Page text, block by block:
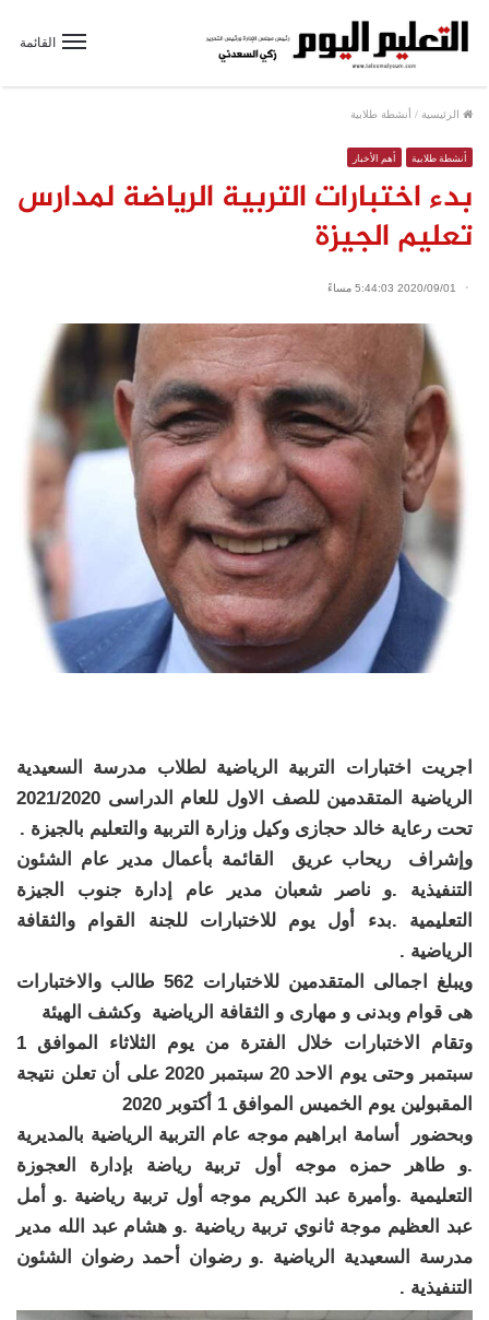
القائمة
الرئيسية / أنشطة طلابية
أنشطة طلابية أهم الأخبار
بدء اختبارات التربية الرياضة لمدارس
تعليم الجيزة
2020/09/01 5:44:03 مساءً
اجريت اختبارات التربية الرياضية لطلاب مدرسة السعيدية
الرياضية المتقدمين للصف الاول للعام الدراسى 2021/2020
تحت رعاية خالد حجازى وكيل وزارة التربية والتعليم بالجيزة .
وإشراف ريحاب عريق القائمة بأعمال مدير عام الشئون
التنفيذية .و ناصر شعبان مدير عام إدارة جنوب الجيزة
التعليمية .بدء أول يوم للاختبارات للجنة القوام والثقافة
الرياضية .
ويبلغ اجمالى المتقدمين للاختبارات 562 طالب والاختبارات
هى قوام وبدنى و مهارى و الثقافة الرياضية وكشف الهيئة
وتقام الاختبارات خلال الفترة من يوم الثلاثاء الموافق 1
سبتمبر وحتى يوم الاحد 20 سبتمبر 2020 على أن تعلن نتيجة
المقبولين يوم الخميس الموافق 1 أكتوبر 2020
وبحضور أسامة ابراهيم موجه عام التربية الرياضية بالمديرية
.و طاهر حمزه موجه أول تربية رياضة بإدارة العجوزة
التعليمية .وأميرة عبد الكريم موجه أول تربية رياضية .و أمل
عبد العظيم موجة ثانوي تربية رياضية .و هشام عبد الله مدير
مدرسة السعيدية الرياضية .و رضوان أحمد رضوان الشئون
التنفيذية .